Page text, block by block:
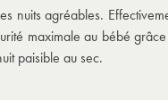
nuits agréables.
maximale au bébé
paisible au sec.